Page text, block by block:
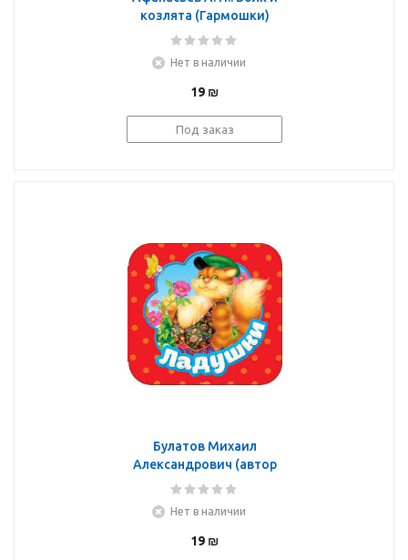
козлята (Гармошки)
Нет в наличии
19 ₪
Под заказ
Булатов Михаил
Александрович (автор
пересказа), Купряшова
(иллюстратор):
Ладушки (Гармошки)
Нет в наличии
19 ₪